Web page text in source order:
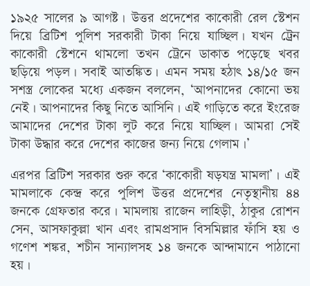
১৯২৫ সালের ৯ আগষ্ট। উত্তর প্রদেশের কাকোরী রেল স্টেশন
দিয়ে ব্রিটিশ পুলিশ সরকারী টাকা নিয়ে যাচ্ছিল। যখন ট্র্রেন
কাকোরী স্টেশনে থামলো তখন ট্রেনে ডাকাত পড়েছে খবর
ছড়িয়ে পড়ল। সবাই আতঙ্কিত। এমন সময় হঠাৎ ১৪/১৫ জন
সশস্ত্র লোকের মধ্যে একজন বললেন, ‘আপনাদের কোনো ভয়
নেই। আপনাদের কিছু নিতে আসিনি। এই গাড়িতে করে ইংরেজ
আমাদের দেশের টাকা লুট করে নিয়ে যাচ্ছিল। আমরা সেই
টাকা উদ্ধার করে দেশের কাজের জন্য নিয়ে গেলাম।’
এরপর ব্রিটিশ সরকার শুরু করে ‘কাকোরী ষড়যন্ত্র মামলা’। এই
মামলাকে কেন্দ্র করে পুলিশ উত্তর প্রদেশের নেতৃস্থানীয় ৪৪
জনকে গ্রেফতার করে। মামলায় রাজেন লাহিড়ী, ঠাকুর রোশন
সেন, আসফাকুল্লা খান এবং রামপ্রসাদ বিসমিল্লার ফাঁসি হয় ও
গণেশ শঙ্কর, শচীন সান্যালসহ ১৪ জনকে আন্দামানে পাঠানো
হয়।